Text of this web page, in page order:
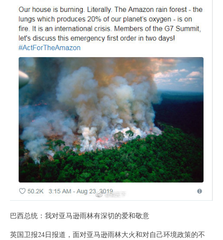
巴西总统：我对亚马逊雨林有深切的爱和敬意
英国卫报24日报道，面对亚马逊雨林大火和对自己环境政策的不